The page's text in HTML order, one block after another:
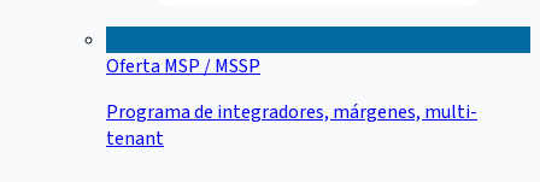
Oferta MSP / MSSP
Programa de integradores, márgenes, multi-
tenant